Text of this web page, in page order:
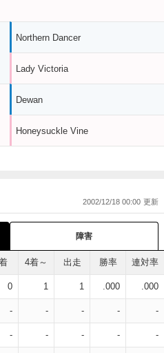
Northern Dancer
Lady Victoria
Dewan
Honeysuckle Vine
2002/12/18 00:00
障害
4着～ 出走 勝率 連対率
0 1 1 .000 .000
- - - - -
- - - - -